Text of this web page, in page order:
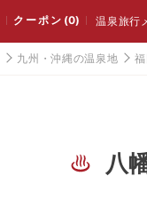
クーポン(0) 温泉旅行
九州・沖縄の温泉地
八